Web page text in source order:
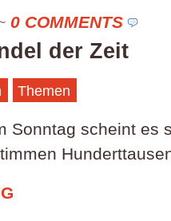
0 COMMENTS
der Zeit
Themen
Sonntag scheint es